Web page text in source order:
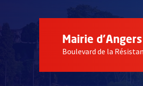
Mairie d'Angers
Boulevard de la